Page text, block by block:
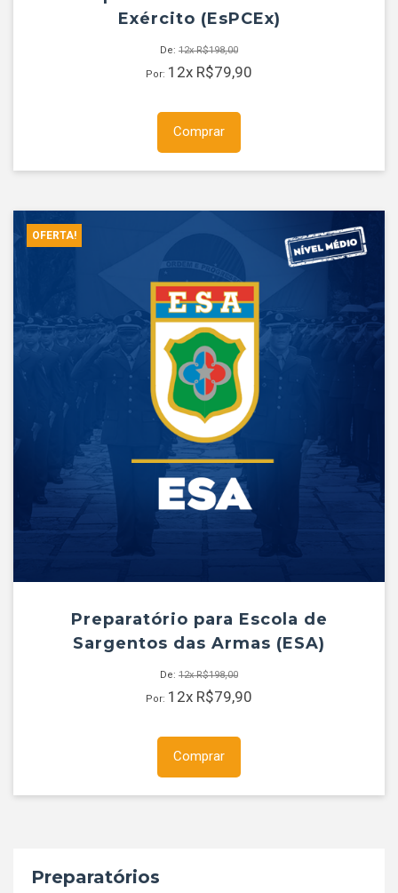
Exército (EsPCEx)
De: 12xR$198,00
Por: 12x R$79,90
Comprar
OFERTA!
Preparatório para Escola de
Sargentos das Armas (ESA)
De: 12xR$198,00
Por: 12x R$79,90
Comprar
Preparatórios